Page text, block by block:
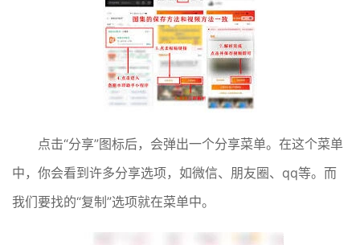
点击“分享”图标后，会弹出一个分享菜单。在这个菜单
中，你会看到许多分享选项，如微信、朋友圈、qq等。而
我们要找的“复制”选项就在菜单中。